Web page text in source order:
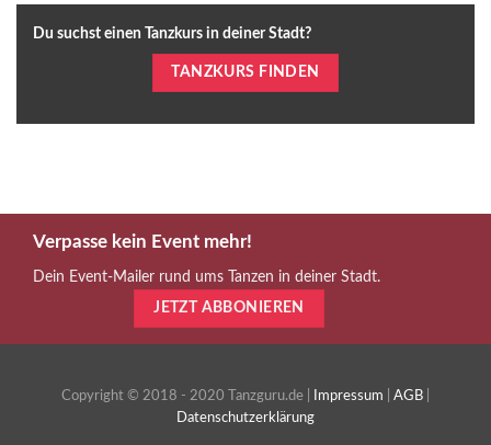
Du suchst einen Tanzkurs in deiner Stadt?
TANZKURS FINDEN
Verpasse kein Event mehr!
Dein Event-Mailer rund ums Tanzen in deiner Stadt.
JETZT ABBONIEREN
Copyright © 2018 - 2020 Tanzguru.de | Impressum AGB
Datenschutzerklärung